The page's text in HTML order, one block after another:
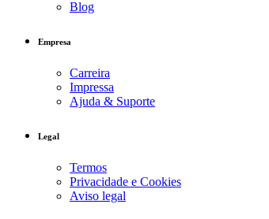
Blog
Empresa
Carreira
Impressa
Ajuda & Suporte
Legal
Termos
Privacidade e Cookies
Aviso legal